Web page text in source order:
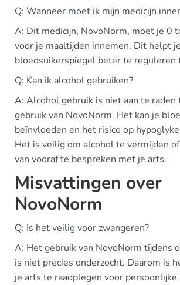
Q: Wanneer moet ik mijn medicijn
A: Dit medicijn, NovoNorm, moet je 0
voor je maaltijden innemen. Dit helpt je
bloedsuikerspiegel beter te reguleren
Q: Kan ik alcohol gebruiken?
A: Alcohol gebruik is niet aan te raden
gebruik van NovoNorm. Het kan je
beïnvloeden en het risico op
Het is veilig om alcohol te vermijden
van vooraf te bespreken met je arts.
Misvattingen over
NovoNorm
Q: Is het veilig voor zwangeren?
A: Het gebruik van NovoNorm tijdens
is niet precies onderzocht. Daarom is
je arts te raadplegen voor persoonlijke